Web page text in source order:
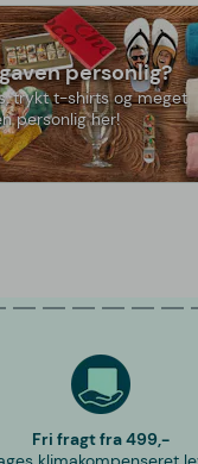
personlig?
trykt t-shirts og meget
personlig her!
Fri fragt fra 499,-